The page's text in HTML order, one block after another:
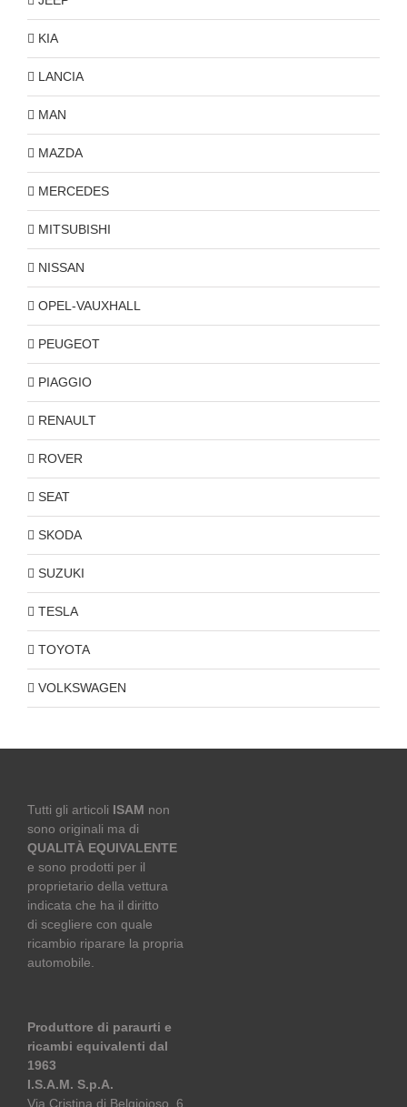
KIA
LANCIA
MAN
MAZDA
MERCEDES
MITSUBISHI
NISSAN
OPEL-VAUXHALL
PEUGEOT
PIAGGIO
RENAULT
ROVER
SEAT
SKODA
SUZUKI
TESLA
TOYOTA
VOLKSWAGEN
Tutti gli articoli ISAM non
sono originali ma di
QUALITÀ EQUIVALENTE
e sono prodotti per il
proprietario della vettura
indicata che ha il diritto
di scegliere con quale
ricambio riparare la propria
automobile.
Produttore di paraurti e
ricambi equivalenti dal
1963
I.S.A.M. S.p.A.
Via Cristina di Belgioioso, 6